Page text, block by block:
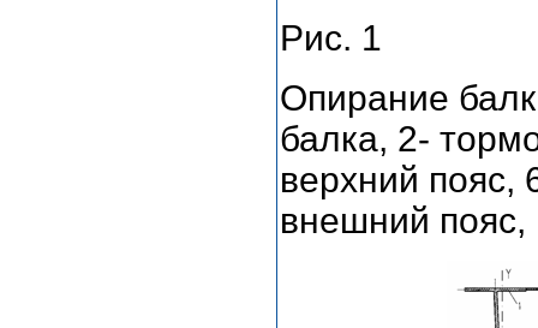
Рис. 1
Опирание
балка, 2-
верхний пояс,
внешний пояс,